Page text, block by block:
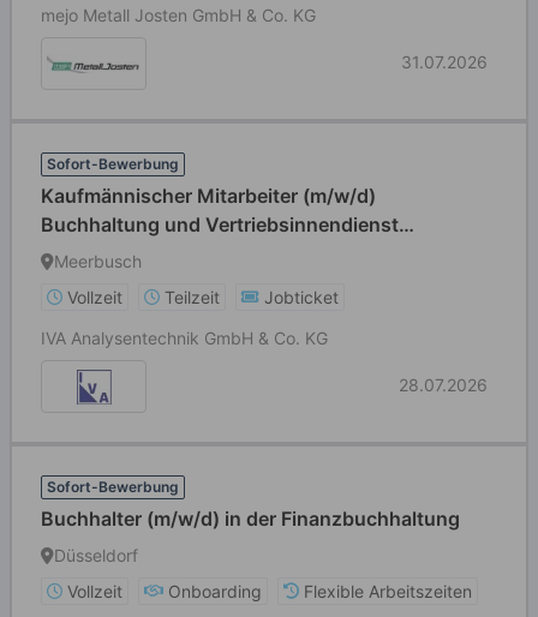
mejo Metall Josten GmbH & Co. KG
31.07.2026
Sofort-Bewerbung
Kaufmännischer Mitarbeiter (m/w/d)
Buchhaltung und Vertriebsinnendienst
(Kombistelle)
Meerbusch
Vollzeit
Teilzeit
Jobticket
IVA Analysentechnik GmbH & Co. KG
28.07.2026
Sofort-Bewerbung
Buchhalter (m/w/d) in der Finanzbuchhaltung
Düsseldorf
Vollzeit
Onboarding
Flexible Arbeitszeiten